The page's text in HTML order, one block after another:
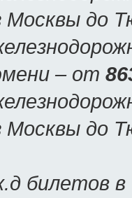
Москвы до
– от
Москвы до
билетов в